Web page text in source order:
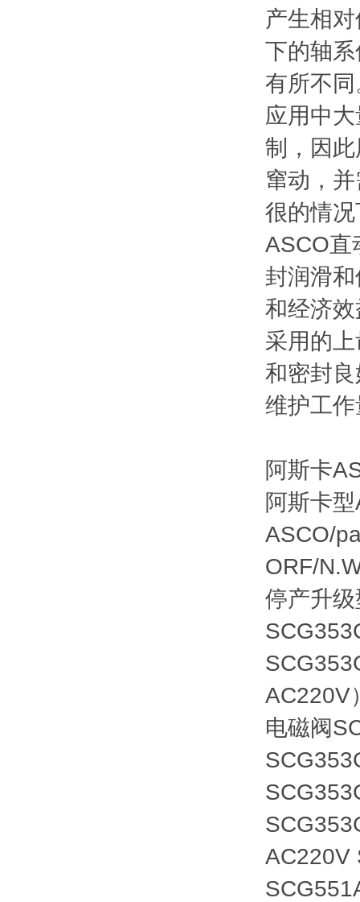
产生相
下的轴
有所不
应用中
制，因
窜动，
很的情
ASCO直
封润滑
和经济
采用的
和密封
维护工
阿斯卡
阿斯卡
ASCO/
ORF/
停产升
AC220V
电磁阀
AC220V